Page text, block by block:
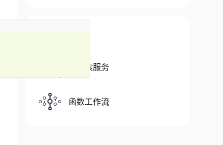
云搜索服务
函数工作流